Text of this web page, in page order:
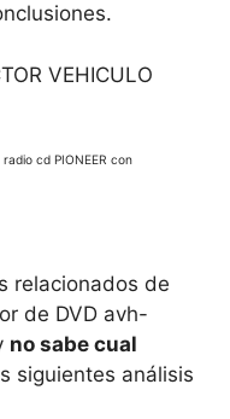
VEHICULO
cd PIONEER con
relacionados de
de DVD avh-
no sabe cual
siguientes análisis